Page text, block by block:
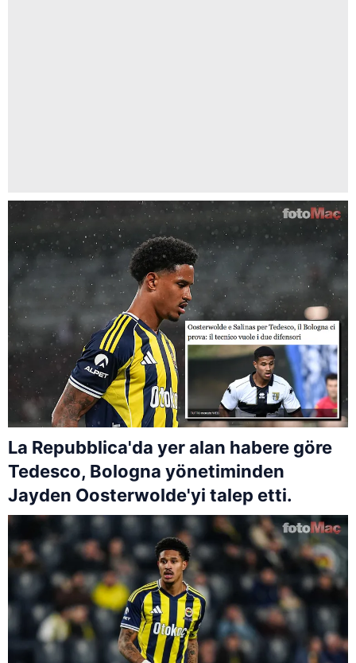
La Repubblica'da yer alan habere göre
Tedesco, Bologna yönetiminden
Jayden Oosterwolde'yi talep etti.